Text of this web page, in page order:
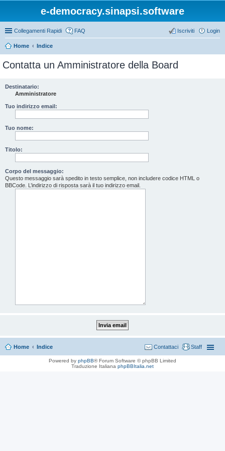
e-democracy.sinapsi.software
Collegamenti Rapidi FAQ Login
Iscriviti
Home Indice
Contatta un Amministratore della Board
Destinatario:
Amministratore
Tuo indirizzo email:
Tuo nome:
Titolo:
Corpo del messaggio:
Questo messaggio sarà spedito in testo semplice, non includere codice HTML o
BBCode. L’indirizzo di risposta sarà il tuo indirizzo email.
Home Indice Staff
Contattaci
Powered by phpBB® Forum Software © phpBB Limited
Traduzione Italiana phpBBItalia.net